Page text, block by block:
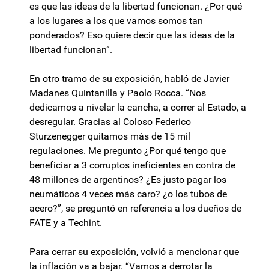
es que las ideas de la libertad funcionan. ¿Por qué
a los lugares a los que vamos somos tan
ponderados? Eso quiere decir que las ideas de la
libertad funcionan”.
En otro tramo de su exposición, habló de Javier
Madanes Quintanilla y Paolo Rocca. “Nos
dedicamos a nivelar la cancha, a correr al Estado, a
desregular. Gracias al Coloso Federico
Sturzenegger quitamos más de 15 mil
regulaciones. Me pregunto ¿Por qué tengo que
beneficiar a 3 corruptos ineficientes en contra de
48 millones de argentinos? ¿Es justo pagar los
neumáticos 4 veces más caro? ¿o los tubos de
acero?”, se preguntó en referencia a los dueños de
FATE y a Techint.
Para cerrar su exposición, volvió a mencionar que
la inflación va a bajar. “Vamos a derrotar la